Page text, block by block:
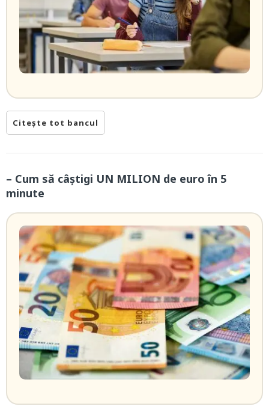
Citește tot bancul
– Cum să câștigi UN MILION de euro în 5
minute